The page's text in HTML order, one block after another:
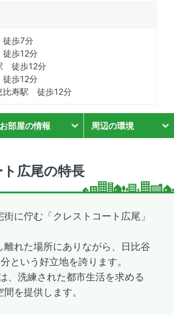
歩7分
歩12分
徒歩12分
歩12分
比寿駅 徒歩12分
お部屋の情報 周辺の環境
広尾の特長
に佇む「クレストコート広尾」
離れた場所にありながら、日比谷
という好立地を誇ります。
、洗練された都市生活を求める
を提供します。